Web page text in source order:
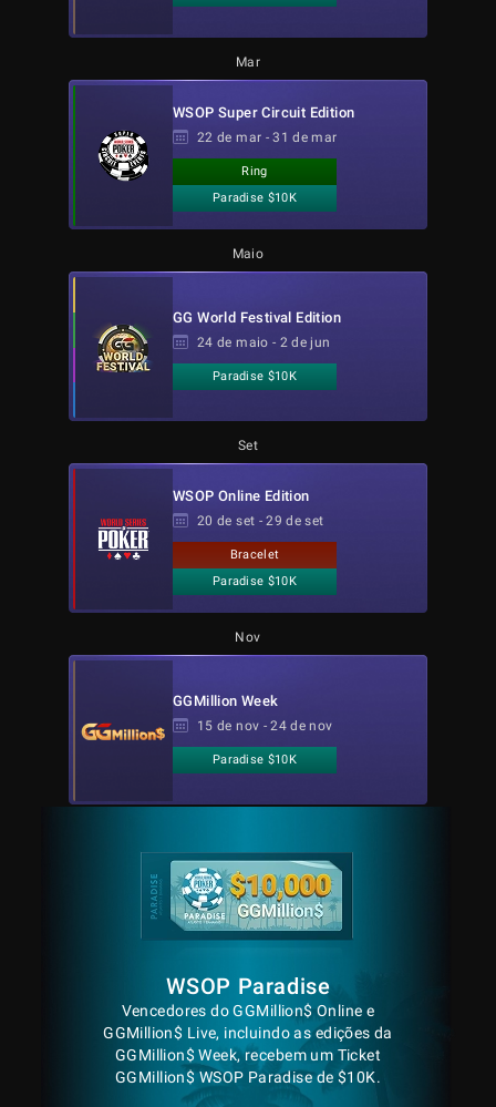
Mar
WSOP Super Circuit Edition
22 de mar - 31 de mar
Ring
Paradise $10K
Maio
GG World Festival Edition
24 de maio - 2 de jun
Paradise $10K
Set
WSOP Online Edition
20 de set - 29 de set
Bracelet
Paradise $10K
Nov
GGMillion Week
15 de nov - 24 de nov
Paradise $10K
WSOP Paradise
Vencedores do GGMillion$ Online e
GGMillion$ Live, incluindo as edições da
GGMillion$ Week, recebem um Ticket
GGMillion$ WSOP Paradise de $10K.